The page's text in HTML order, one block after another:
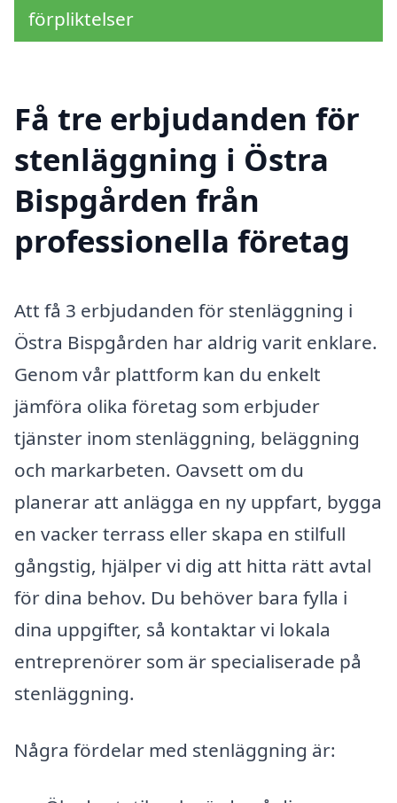
förpliktelser
Få tre erbjudanden för
stenläggning i Östra
Bispgården från
professionella företag
Att få 3 erbjudanden för stenläggning i
Östra Bispgården har aldrig varit enklare.
Genom vår plattform kan du enkelt
jämföra olika företag som erbjuder
tjänster inom stenläggning, beläggning
och markarbeten. Oavsett om du
planerar att anlägga en ny uppfart, bygga
en vacker terrass eller skapa en stilfull
gångstig, hjälper vi dig att hitta rätt avtal
för dina behov. Du behöver bara fylla i
dina uppgifter, så kontaktar vi lokala
entreprenörer som är specialiserade på
stenläggning.
Några fördelar med stenläggning är: